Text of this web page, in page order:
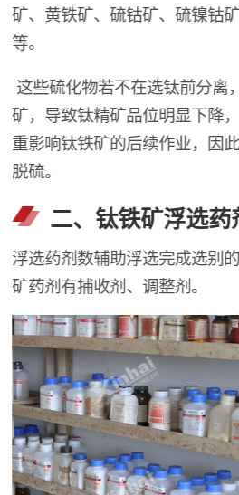
矿、黄铁矿、硫钴矿、硫镍钴
等。
这些硫化物若不在选钛前分离
矿，导致钛精矿品位明显下降
重影响钛铁矿的后续作业，因
脱硫。
二、钛铁矿浮选药
浮选药剂数辅助浮选完成选别
矿药剂有捕收剂、调整剂。